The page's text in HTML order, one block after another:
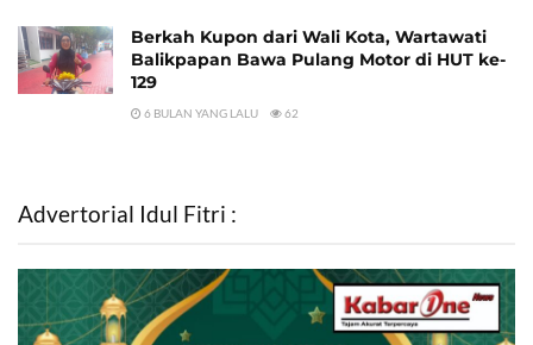
Berkah Kupon dari Wali Kota, Wartawati
Balikpapan Bawa Pulang Motor di HUT ke-
129
6 BULAN YANG LALU 62
Advertorial Idul Fitri :